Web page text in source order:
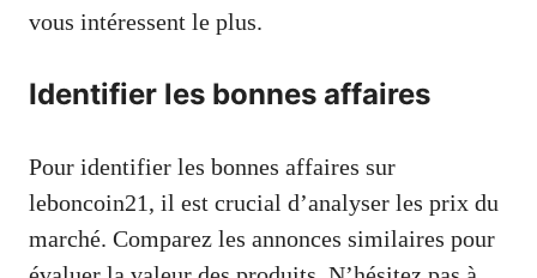
vous intéressent le plus.
Identifier les bonnes affaires
Pour identifier les bonnes affaires sur
leboncoin21, il est crucial d’analyser les prix du
marché. Comparez les annonces similaires pour